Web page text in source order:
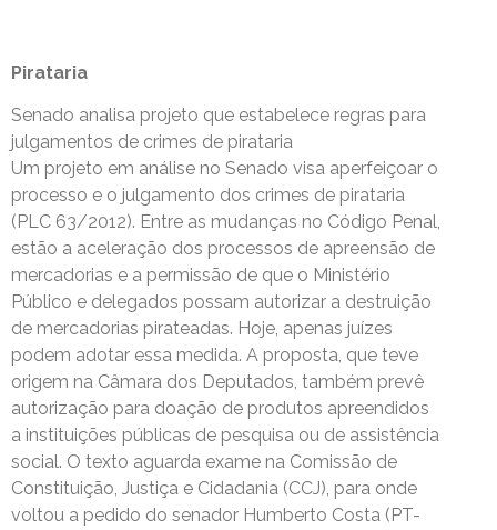
Pirataria
Senado analisa projeto que estabelece regras para
julgamentos de crimes de pirataria
Um projeto em análise no Senado visa aperfeiçoar o
processo e o julgamento dos crimes de pirataria
(PLC 63/2012). Entre as mudanças no Código Penal,
estão a aceleração dos processos de apreensão de
mercadorias e a permissão de que o Ministério
Público e delegados possam autorizar a destruição
de mercadorias pirateadas. Hoje, apenas juízes
podem adotar essa medida. A proposta, que teve
origem na Câmara dos Deputados, também prevê
autorização para doação de produtos apreendidos
a instituições públicas de pesquisa ou de assistência
social. O texto aguarda exame na Comissão de
Constituição, Justiça e Cidadania (CCJ), para onde
voltou a pedido do senador Humberto Costa (PT-